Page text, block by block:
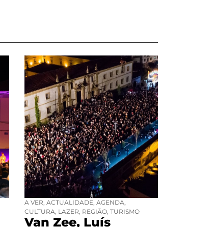
A VER ACTUALIDADE AGENDA
CULTURA LAZER REGIÃO, TURISMO
Van Zee, Luís